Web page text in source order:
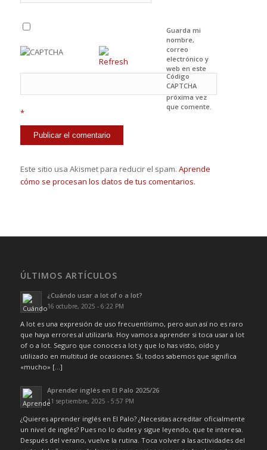
Guarda mi
nombre,
correo
electrónico y
web en este
navegador
para la
próxima vez
que comente.
Código
CAPTCHA
*
Este sitio usa Akismet para reducir el spam. Aprende
cómo se procesan los datos de tus comentarios.
ÚLTIMOS ARTÍCULOS
¿Cuándo usar a lot of o a lot?
16 octubre, 2025 - 6:22 PM
A lot es una expresión de uso frecuentísimo, pero aun así no es raro
que haya errores al utilizarla. Hoy vamos a aprender si toca usar a lot
of o a lot. Seguro que conoces a lot y que lo has visto, oído y
utilizado en multitud de ocasiones. Sí, todos sabemos que significa
«mucho» […]
Aprender inglés en El Palo 2025/26
11 septiembre, 2025 - 5:57 PM
¿Quieres aprender inglés en El Palo? ¿Necesitas acreditar oficialmente
un nivel de inglés? Pues no lo dudes y sigue leyendo, que te interesa.
Después del verano, vuelve la rutina. Toca volver a las actividades del